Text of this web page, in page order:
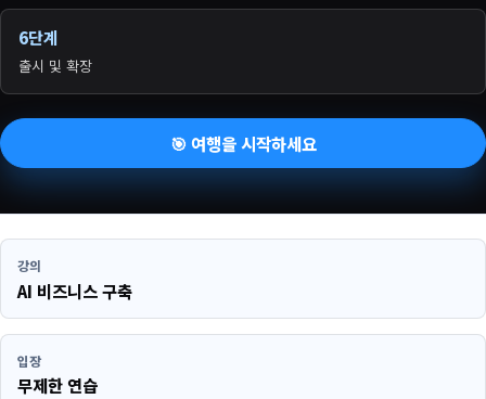
6단계
출시 및 확장
🎯 여행을 시작하세요
강의
AI 비즈니스 구축
입장
무제한 연습